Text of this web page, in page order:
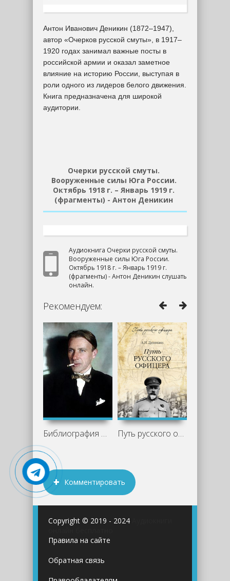
Антон Иванович Деникин (1872–1947),
автор «Очерков русской смуты», в 1917–
1920 годах занимал важные посты в
российской армии и оказал заметное
влияние на историю России, выступая в
роли одного из лидеров белого движения.
Книга предназначена для широкой
аудитории.
Очерки русской смуты.
Вооруженные силы Юга России.
Октябрь 1918 г. – Январь 1919 г.
(фрагменты) - Антон Деникин
Аудиокнига Очерки русской смуты.
Вооруженные силы Юга России.
Октябрь 1918 г. – Январь 1919 г.
(фрагменты) - Антон Деникин слушать
онлайн.
Рекомендуем:
Библиография Михаила Булгакова Путь русского офицера - Антон Деникин
Комментировать
Copyright © 2019 - 2024
Правила на сайте
Обратная связь